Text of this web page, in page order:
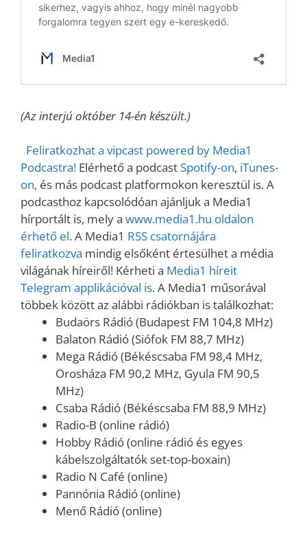
(Az interjú október 14-én készült.)
Feliratkozhat a vipcast powered by Media1
Podcastra! Elérhető a podcastSpotify-on, iTunes-
on, és más podcast platformokon keresztül is. A
podcasthoz kapcsolódóan ajánljuk a Media1
hírportált is, mely a www.media1.hu oldalon
érhető el. A Media1 RSS csatornájára
feliratkozva mindig elsőként értesülhet a média
világának híreiről! Kérheti a Media1 híreit
Telegram applikációval is. A Media1 műsorával
többek között az alábbi rádiókban is találkozhat:
Budaörs Rádió (Budapest FM 104,8 MHz)
Balaton Rádió (Siófok FM 88,7 MHz)
Mega Rádió (Békéscsaba FM 98,4 MHz,
Orosháza FM 90,2 MHz, Gyula FM 90,5
MHz)
Csaba Rádió (Békéscsaba FM 88,9 MHz)
Radio-B (online rádió)
Hobby Rádió (online rádió és egyes
kábelszolgáltatók set-top-boxain)
Radio N Café (online)
Pannónia Rádió (online)
Menő Rádió (online)